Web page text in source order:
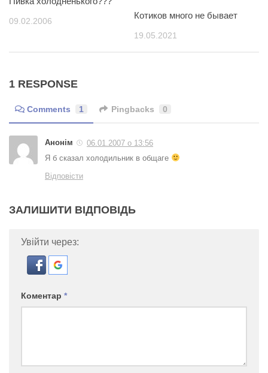
09.02.2006
Котиков много не бывает
19.05.2021
1 RESPONSE
Comments 1 Pingbacks 0
Анонім
06.01.2007 о 13:56
Я б сказал холодильник в общаге
Відповісти
ЗАЛИШИТИ ВІДПОВІДЬ
Увійти через:
Коментар *